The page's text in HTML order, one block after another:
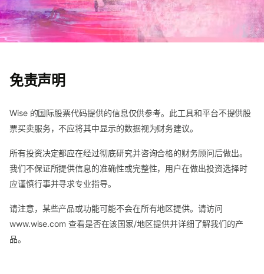
免责声明
Wise 的国际股票代码提供的信息仅供参考。此工具和平台不提供股
票买卖服务，不应将其中显示的数据视为财务建议。
所有投资决定都应在经过彻底研究并咨询合格的财务顾问后做出。
我们不保证所提供信息的准确性或完整性，用户在做出投资选择时
应谨慎行事并寻求专业指导。
请注意，某些产品或功能可能不会在所有地区提供。请访问
www.wise.com 查看是否在该国家/地区提供并详细了解我们的产
品。